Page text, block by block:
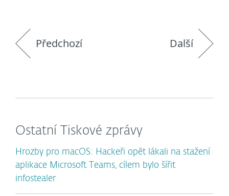
Předchozí Další
Ostatní Tiskové zprávy
Hrozby pro macOS: Hackeři opět lákali na stažení
aplikace Microsoft Teams, cílem bylo šířit
infostealer